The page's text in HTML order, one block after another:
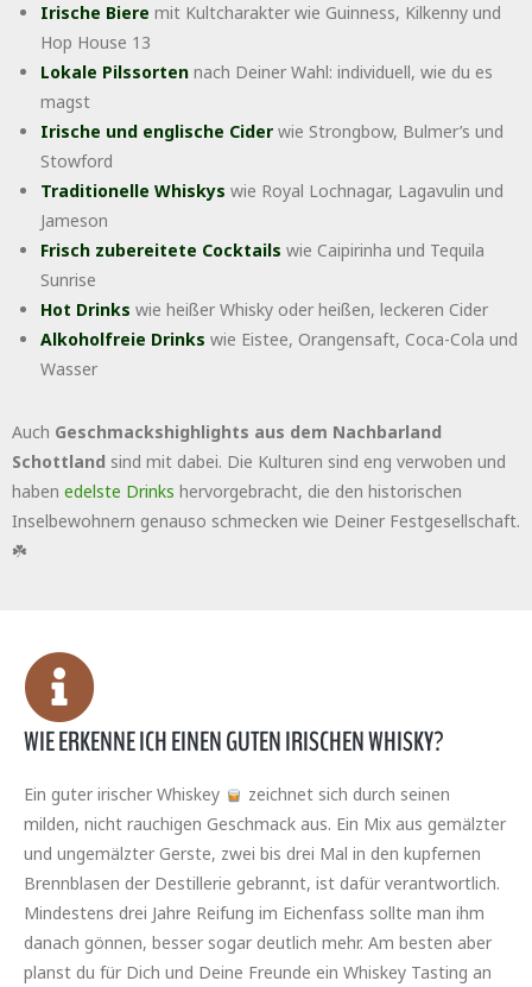
Irische Biere mit Kultcharakter wie Guinness, Kilkenny und
Hop House 13
Lokale Pilssorten nach Deiner Wahl: individuell, wie du es
magst
Irische und englische Cider wie Strongbow, Bulmer’s und
Stowford
Traditionelle Whiskys wie Royal Lochnagar, Lagavulin und
Jameson
Frisch zubereitete Cocktails wie Caipirinha und Tequila
Sunrise
Hot Drinks wie heißer Whisky oder heißen, leckeren Cider
Alkoholfreie Drinks wie Eistee, Orangensaft, Coca-Cola und
Wasser
Auch Geschmackshighlights aus dem Nachbarland
Schottland sind mit dabei. Die Kulturen sind eng verwoben und
haben edelste Drinks hervorgebracht, die den historischen
Inselbewohnern genauso schmecken wie Deiner Festgesellschaft.
☘️
WIE ERKENNE ICH EINEN GUTEN IRISCHEN WHISKY?
Ein guter irischer Whiskey
zeichnet sich durch seinen
milden, nicht rauchigen Geschmack aus. Ein Mix aus gemälzter
und ungemälzter Gerste, zwei bis drei Mal in den kupfernen
Brennblasen der Destillerie gebrannt, ist dafür verantwortlich.
Mindestens drei Jahre Reifung im Eichenfass sollte man ihm
danach gönnen, besser sogar deutlich mehr. Am besten aber
planst du für Dich und Deine Freunde ein Whiskey Tasting an